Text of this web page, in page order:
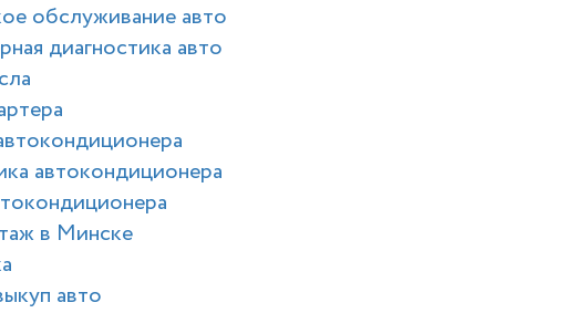
обслуживание авто
диагностика авто
автокондиционера
в Минске
авто